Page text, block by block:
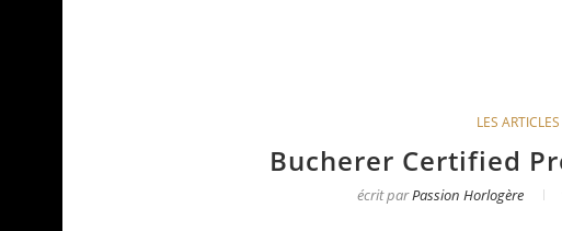
LES ARTICLES
Bucherer Certified
écrit parPassion Horlogère